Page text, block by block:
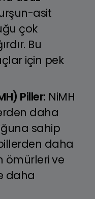
asit
çok
Bu
için pek
Piller: NiMH
daha
sahip
daha
ömürleri ve
daha